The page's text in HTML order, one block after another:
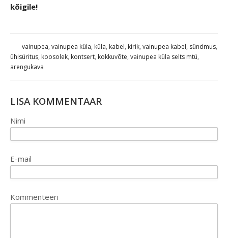
kõigile!
vainupea, vainupea küla, küla, kabel, kirik, vainupea kabel, sündmus,
ühisüritus, koosolek, kontsert, kokkuvõte, vainupea küla selts mtü,
arengukava
LISA KOMMENTAAR
Nimi
E-mail
Kommenteeri